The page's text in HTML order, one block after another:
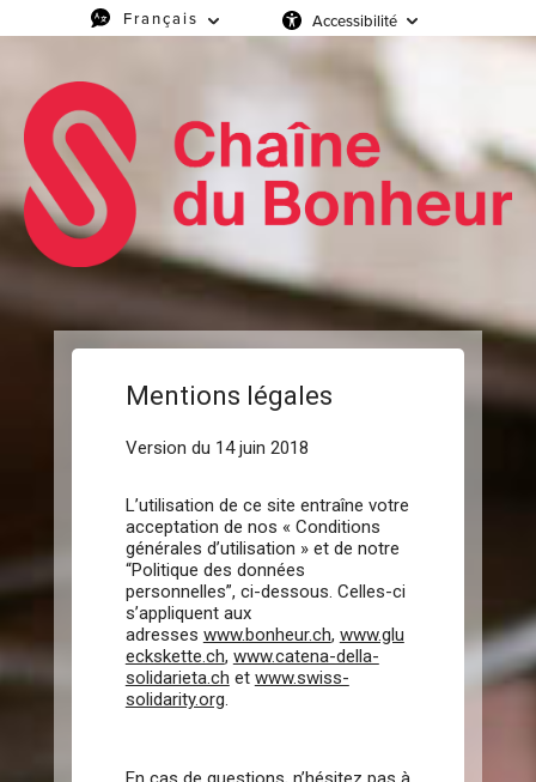
Accessibilité
Mentions légales
Version du 14 juin 2018
L’utilisation de ce site entraîne votre
acceptation de nos « Conditions
générales d’utilisation » et de notre
“Politique des données
personnelles”, ci-dessous. Celles-ci
s’appliquent aux
adresses www.bonheur.ch, www.glu
eckskette.ch, www.catena-della-
solidarieta.ch et www.swiss-
solidarity.org.